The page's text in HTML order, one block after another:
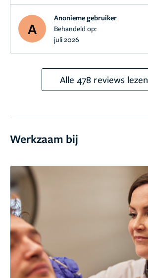
A
Anonieme gebruiker
Behandeld op:
juli 2026
Alle 478 reviews lezen
Werkzaam bij